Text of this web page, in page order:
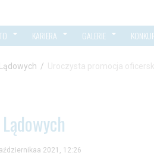
KARIERA GALERIE
/ Uroczysta promocja
2021, 12:26